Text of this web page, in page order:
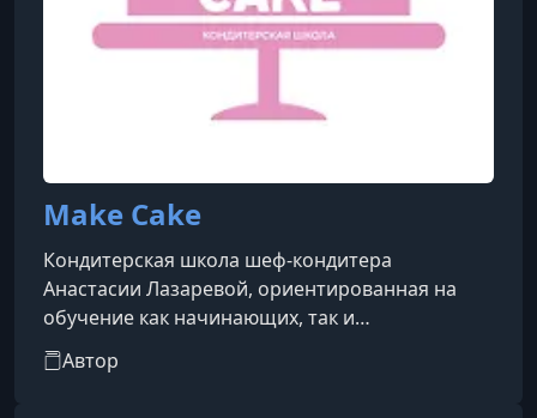
Make Cake
Кондитерская школа шеф-кондитера
Анастасии Лазаревой, ориентированная на
обучение как начинающих, так и
практикующих кондитеров. Ресурс
представляет обучающие программы, мастер-
Автор